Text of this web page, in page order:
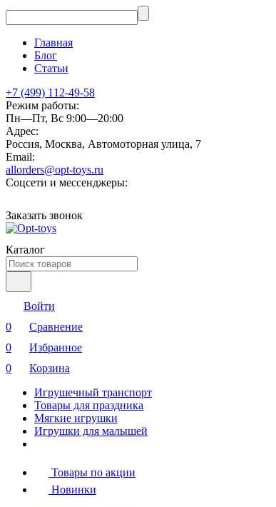
Главная
Блог
Статьи
+7 (499) 112-49-58
Режим работы:
Пн—Пт, Вс 9:00—20:00
Адрес:
Россия, Москва, Автомоторная улица, 7
Email:
allorders@opt-toys.ru
Соцсети и мессенджеры:
Заказать звонок
Каталог
Войти
0
Сравнение
0
Избранное
0
Корзина
Игрушечный транспорт
Товары для праздника
Мягкие игрушки
Игрушки для малышей
Товары по акции
Новинки